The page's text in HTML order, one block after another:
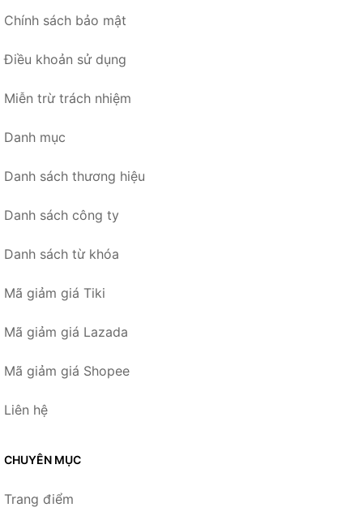
Chính sách bảo mật
Điều khoản sử dụng
Miễn trừ trách nhiệm
Danh mục
Danh sách thương hiệu
Danh sách công ty
Danh sách từ khóa
Mã giảm giá Tiki
Mã giảm giá Lazada
Mã giảm giá Shopee
Liên hệ
CHUYÊN MỤC
Trang điểm